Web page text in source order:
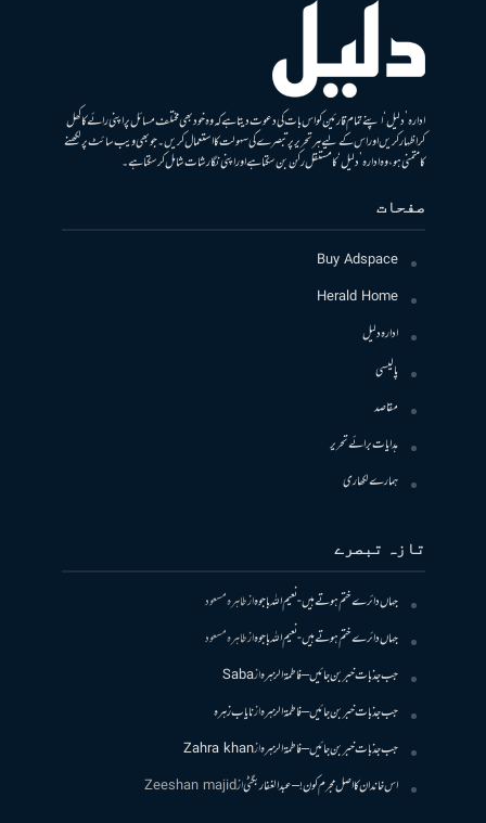
ادارہ ’دلیل‘ اپنے تمام قارئین کو اس بات کی دعوت دیتا ہے کہ وہ خود بھی مختلف مسائل پر اپنی رائے کا کھل
کر اظہار کریں اور اس کے لیے ہر تحریر پر تبصرے کی سہولت کا استعمال کریں۔ جو بھی ویب سائٹ پر لکھنے
کا متمنی ہو، وہ ادارہ ’دلیل‘ کا مستقل رکن بن سکتا ہے اور اپنی نگارشات شامل کرسکتا ہے۔
صفحات
Buy Adspace
Herald Home
ادارہ دلیل
پالیسی
مقاصد
ہدایات برائے تحریر
ہمارے لکھاری
تازہ تبصرے
جہاں دائرے ختم ہوتے ہیں- نعیم اللہ باجوہازطاہرہ مسعود
جہاں دائرے ختم ہوتے ہیں- نعیم اللہ باجوہازطاہرہ مسعود
جب جذبات خبر بن جائیں – فاطمۃالزہرہازSaba
جب جذبات خبر بن جائیں – فاطمۃالزہرہازنایاب زہرہ
جب جذبات خبر بن جائیں – فاطمۃالزہرہازZahra khan
اس خاندان کا اصل مجرم کون! – عبدالغفار بگٹیازZeeshan majid